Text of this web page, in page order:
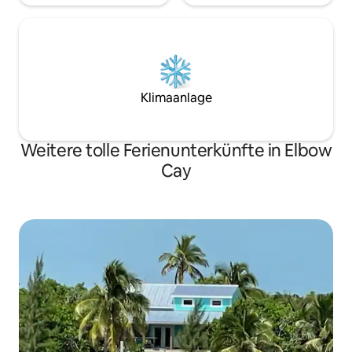
Klimaanlage
Weitere tolle Ferienunterkünfte in Elbow
Cay